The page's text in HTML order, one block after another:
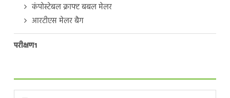
कंपोस्टेबल क्राफ्ट बबल मेलर
आरटीएस मेलर बैग
परीक्षण1